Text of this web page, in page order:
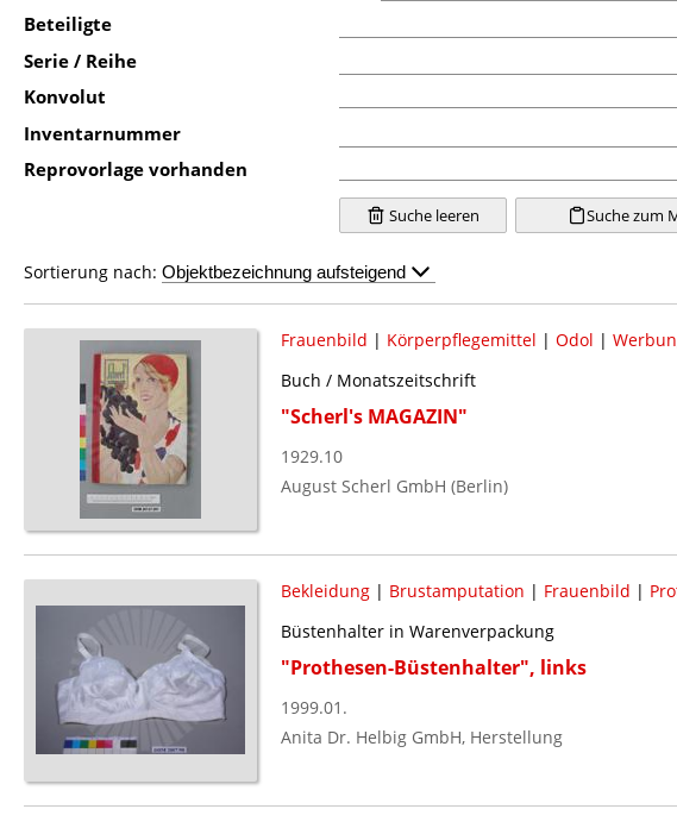
Beteiligte
Serie / Reihe
Konvolut
Inventarnummer
Reprovorlage vorhanden
Suche leeren Suche zum
Sortierung nach:
Frauenbild | Körperpflegemittel | Odol |
Buch / Monatszeitschrift
"Scherl's MAGAZIN"
1929.10
August Scherl GmbH (Berlin)
Bekleidung| Brustamputation | Frauenbild |
Büstenhalter in Warenverpackung
"Prothesen-Büstenhalter", links
1999.01.
Anita Dr. Helbig GmbH, Herstellung